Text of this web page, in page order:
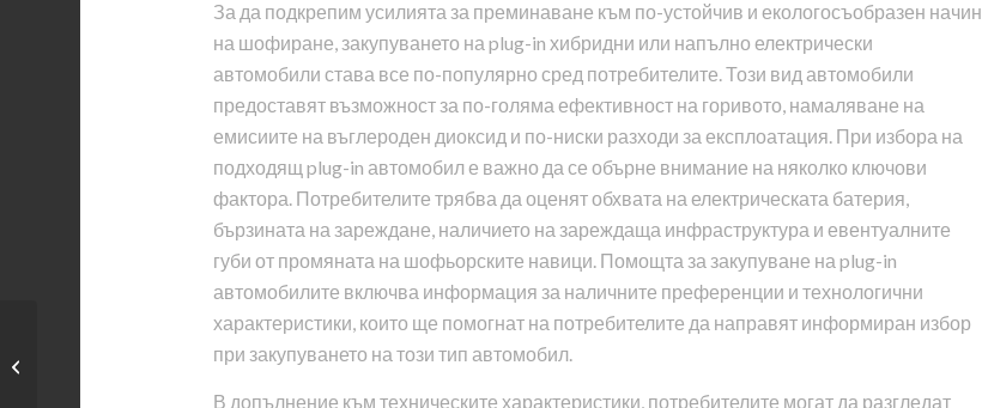
За да подкрепим усилията за преминаване към по-устойчив и екологосъобразен начин
на шофиране, закупуването на plug-in хибридни или напълно електрически
автомобили става все по-популярно сред потребителите. Този вид автомобили
предоставят възможност за по-голяма ефективност на горивото, намаляване на
емисиите на въглероден диоксид и по-ниски разходи за експлоатация. При избора на
подходящ plug-in автомобил е важно да се обърне внимание на няколко ключови
фактора. Потребителите трябва да оценят обхвата на електрическата батерия,
бързината на зареждане, наличието на зареждаща инфраструктура и евентуалните
губи от промяната на шофьорските навици. Помощта за закупуване на plug-in
автомобилите включва информация за наличните преференции и технологични
характеристики, които ще помогнат на потребителите да направят информиран избор
при закупуването на този тип автомобил.
В допълнение към техническите характеристики, потребителите могат да разгледат